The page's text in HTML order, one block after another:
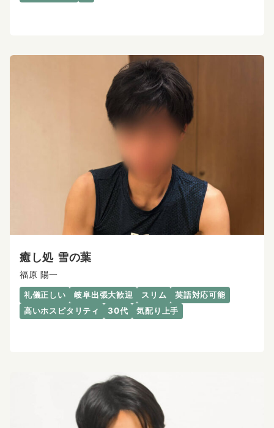
癒し処 雪の葉
福原 陽一
礼儀正しい 岐阜出張大歓迎 スリム
英語対応可能
高いホスピタリティ
30代 気配り上手